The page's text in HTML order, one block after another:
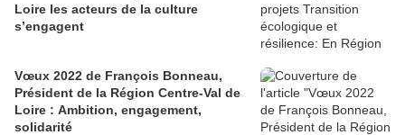
Loire les acteurs de la culture
s’engagent
Vœux 2022 de François Bonneau,
Président de la Région Centre-Val de
Loire : Ambition, engagement,
solidarité